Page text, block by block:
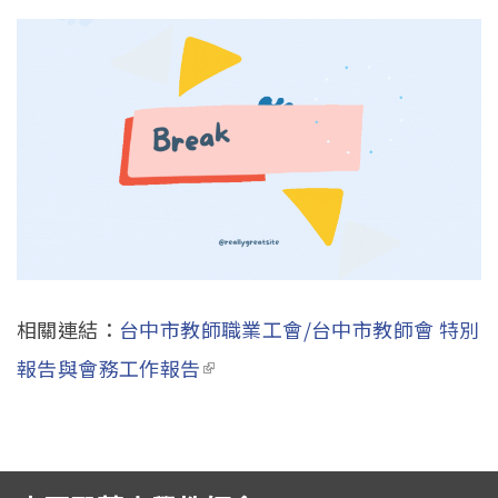
相關連結： 台中市教師職業工會/台中市教師會 特別
報告與會務工作報告(link is external)